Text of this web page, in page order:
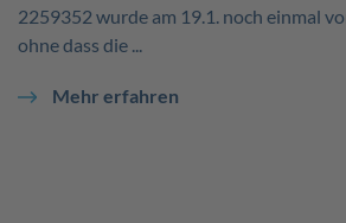
2259352 wurde am 19.1. noch einmal
ohne dass die ...
Mehr erfahren